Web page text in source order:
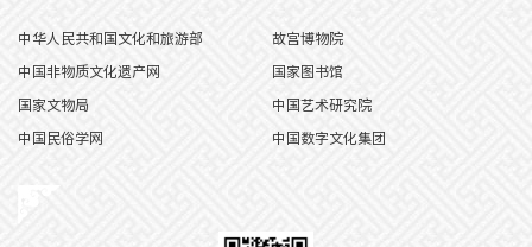
中华人民共和国文化和旅游部 故宫博物院
中国非物质文化遗产网 国家图书馆
国家文物局 中国艺术研究院
中国民俗学网 中国数字文化集团